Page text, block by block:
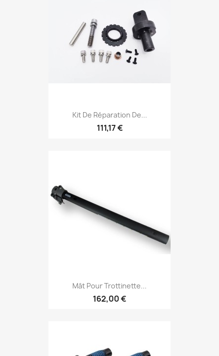
Kit De Réparation De...
111,17 €
Mât Pour Trottinette...
162,00 €